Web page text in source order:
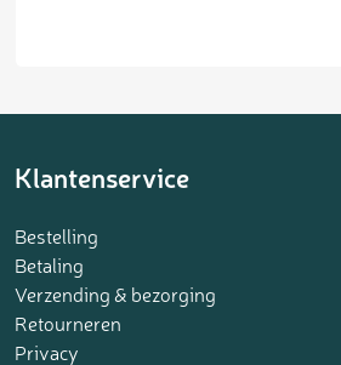
Klantenservice
Bestelling
Betaling
Verzending & bezorging
Retourneren
Privacy